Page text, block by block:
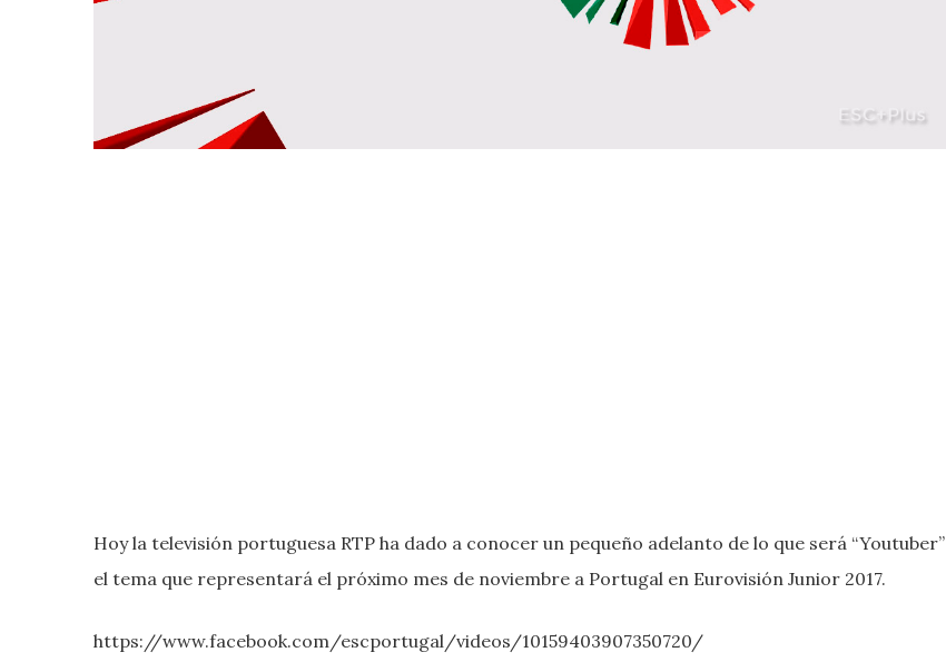
Hoy la televisión portuguesa RTP ha dado a conocer un pequeño adelanto de lo que será “Youtuber”
el tema que representará el próximo mes de noviembre a Portugal en Eurovisión Junior 2017.
https://www.facebook.com/escportugal/videos/10159403907350720/